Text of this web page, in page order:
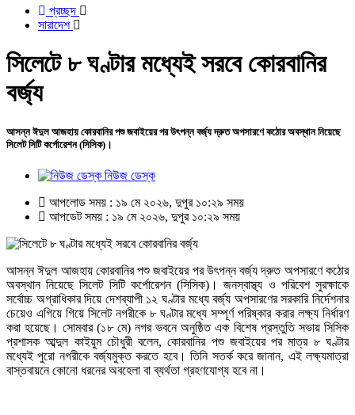
প্রচ্ছদ
সারাদেশ
সিলেটে ৮ ঘণ্টার মধ্যেই সরবে কোরবানির
বর্জ্য
আসন্ন ঈদুল আজহায় কোরবানির পশু জবাইয়ের পর উৎপন্ন বর্জ্য দ্রুত অপসারণে কঠোর অবস্থান নিয়েছে
সিলেট সিটি কর্পোরেশন (সিসিক)।
নিউজ ডেস্ক
আপলোড সময় : ১৯ মে ২০২৬, দুপুর ১০:২৯ সময়
আপডেট সময় : ১৯ মে ২০২৬, দুপুর ১০:২৯ সময়
আসন্ন ঈদুল আজহায় কোরবানির পশু জবাইয়ের পর উৎপন্ন বর্জ্য দ্রুত অপসারণে কঠোর
অবস্থান নিয়েছে সিলেট সিটি কর্পোরেশন (সিসিক)। জনস্বাস্থ্য ও পরিবেশ সুরক্ষাকে
সর্বোচ্চ অগ্রাধিকার দিয়ে দেশব্যাপী ১২ ঘণ্টার মধ্যে বর্জ্য অপসারণের সরকারি নির্দেশনার
চেয়েও এগিয়ে গিয়ে সিলেট নগরীকে ৮ ঘণ্টার মধ্যে সম্পূর্ণ পরিষ্কার করার লক্ষ্য নির্ধারণ
করা হয়েছে। সোমবার (১৮ মে) নগর ভবনে অনুষ্ঠিত এক বিশেষ প্রস্তুতি সভায় সিসিক
প্রশাসক আব্দুল কাইয়ুম চৌধুরী বলেন, কোরবানির পশু জবাইয়ের পর মাত্র ৮ ঘণ্টার
মধ্যেই পুরো নগরীকে বর্জ্যমুক্ত করতে হবে। তিনি সতর্ক করে জানান, এই লক্ষ্যমাত্রা
বাস্তবায়নে কোনো ধরনের অবহেলা বা ব্যর্থতা গ্রহণযোগ্য হবে না।